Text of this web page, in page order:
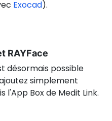
Exocad).
RAYFace
désormais possible
simplement
l'App Box de Medit Link.